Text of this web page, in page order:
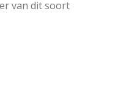
van dit soort